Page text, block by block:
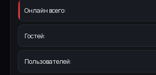
Онлайн всего:
Гостей:
Пользователей: